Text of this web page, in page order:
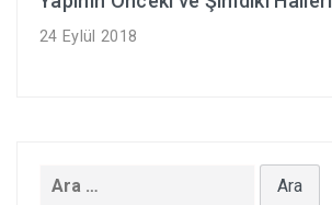
24 Eylül 2018
Arama: